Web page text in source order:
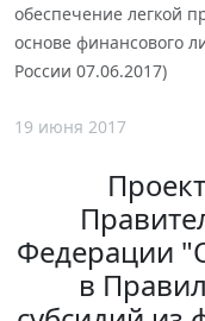
обеспечение легкой
основе финансового
России 07.06.2017)
19 июня 2017
Федерации
в